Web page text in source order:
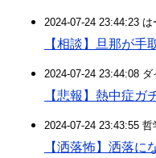
2024-07-24 23:44:23 は
【相談】旦那が手
2024-07-24 23:44:08
【悲報】熱中症
2024-07-24 23:43:55
【洒落怖】洒落に